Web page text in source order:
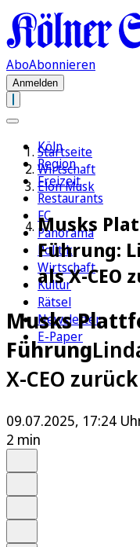
AboAbonnieren
Anmelden
Köln
Region
Freizeit
Restaurants
FC
Panorama
Politik
Wirtschaft
Kultur
Rätsel
Newsletter
E-Paper
Startseite
Wirtschaft
Elon Musk
Musks
Führung:
als X-CEO
Musks
Führung
X-CEO zurück
09.07.2025, 17:24
2 min